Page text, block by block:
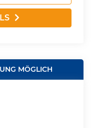
MÖGLICH